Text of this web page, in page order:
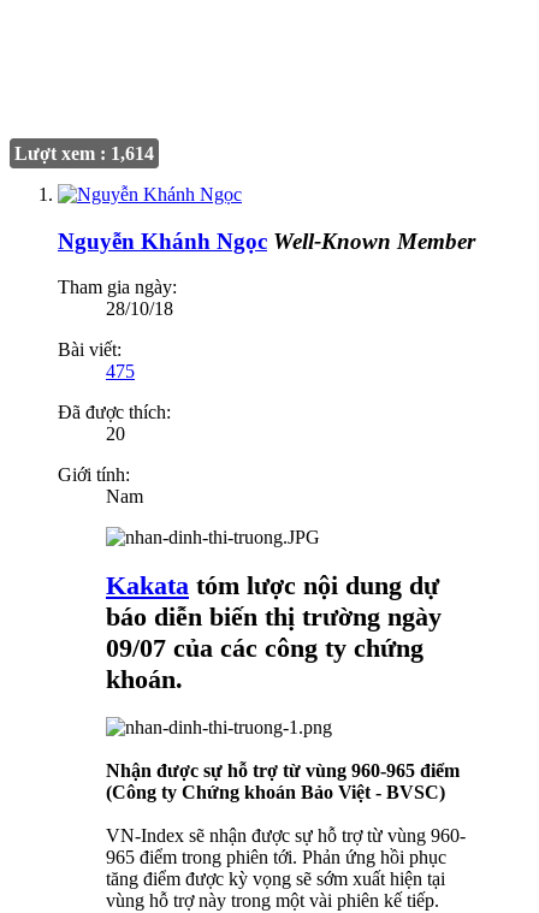
Lượt xem : 1,614
Nguyễn Khánh Ngọc Well-Known Member
Tham gia ngày:
28/10/18
Bài viết:
475
Đã được thích:
20
Giới tính:
Nam
Kakata tóm lược nội dung dự
báo diễn biến thị trường ngày
09/07 của các công ty chứng
khoán.
Nhận được sự hỗ trợ từ vùng 960-965 điểm
(Công ty Chứng khoán Bảo Việt - BVSC)
VN-Index sẽ nhận được sự hỗ trợ từ vùng 960-
965 điểm trong phiên tới. Phản ứng hồi phục
tăng điểm được kỳ vọng sẽ sớm xuất hiện tại
vùng hỗ trợ này trong một vài phiên kế tiếp.